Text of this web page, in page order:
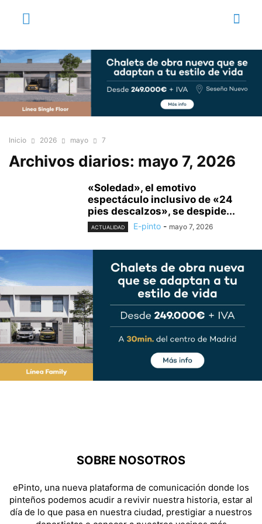
Inicio 2026 mayo 7
Archivos diarios: mayo 7, 2026
«Soledad», el emotivo
espectáculo inclusivo de «24
pies descalzos», se despide...
ACTUALIDAD E-pinto - mayo 7, 2026
SOBRE NOSOTROS
ePinto, una nueva plataforma de comunicación donde los
pinteños podemos acudir a revivir nuestra historia, estar al
día de lo que pasa en nuestra ciudad, prestigiar a nuestros